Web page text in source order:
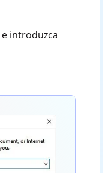
e introduzca